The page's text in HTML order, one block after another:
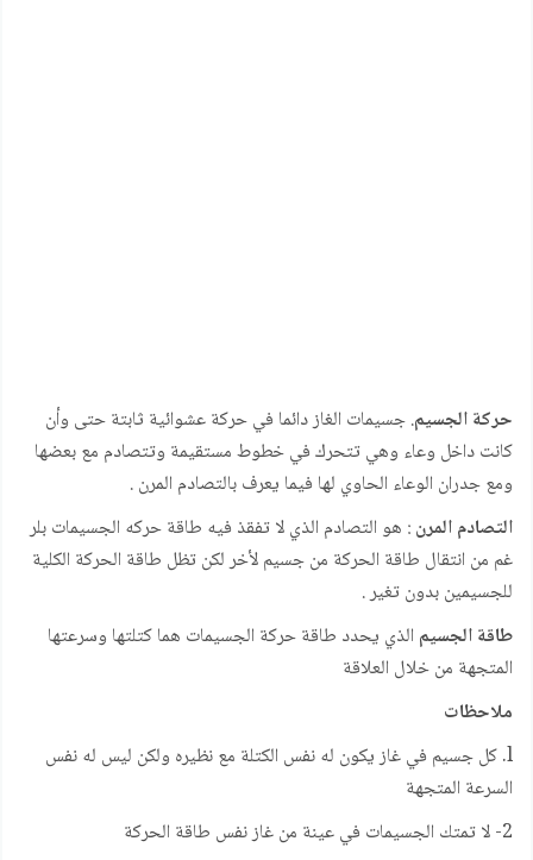
حركة الجسيم. جسيمات الغاز دائما في حركة عشوائية ثابتة حتى وأن
كانت داخل وعاء وهي تتحرك في خطوط مستقيمة وتتصادم مع بعضها
ومع جدران الوعاء الحاوي لها فيما يعرف بالتصادم المرن .
التصادم المرن: هو التصادم الذي لا تفقذ فيه طاقة حركه الجسيمات بلر
غم من انتقال طاقة الحركة من جسيم لأخر لكن تظل طاقة الحركة الكلية
للجسيمين بدون تغير .
طاقة الجسيم الذي يحدد طاقة حركة الجسيمات هما كتلتها وسرعتها
المتجهة من خلال العلاقة
ملاحظات
l. كل جسيم في غاز يكون له نفس الكتلة مع نظيره ولكن ليس له نفس
السرعة المتجهة
2- لا تمتك الجسيمات في عينة من غاز نفس طاقة الحركة